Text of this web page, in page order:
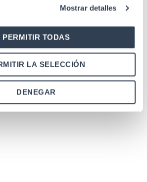
Mostrar detalles
PERMITIR TODAS
LA SELECCIÓN
DENEGAR
670 mm
Serie Global PRO
EIA/ECA-310-E,
ETSI/EN 300 mm 119,
IEC 60297-3-100